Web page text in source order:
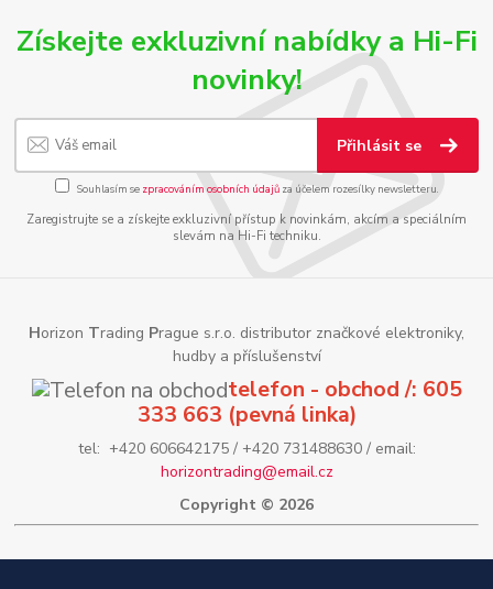
Získejte exkluzivní nabídky a Hi-Fi
novinky!
Přihlásit se
Souhlasím se zpracováním osobních údajůza účelem rozesílky newsletteru.
Zaregistrujte se a získejte exkluzivní přístup k novinkám, akcím a speciálním
slevám na Hi-Fi techniku.
Horizon Trading Prague s.r.o. distributor značkové elektroniky,
hudby a příslušenství
telefon - obchod /: 605
333 663 (pevná linka)
tel: +420 606642175 / +420 731488630 / email:
horizontrading@email.cz
Copyright © 2026